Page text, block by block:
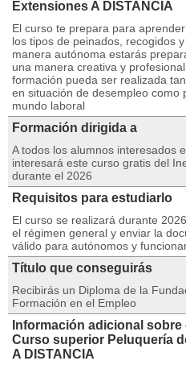
Extensiones A DISTANCIA
El curso te prepara para
los tipos de peinados, recogidos
manera autónoma estarás
una manera creativa y
formación pueda ser realizada
en situación de desempleo como
mundo laboral
Formación dirigida a
A todos los alumnos interesados
interesará este curso gratis del
durante el 2026
Requisitos para estudiarlo
El curso se realizará durante
el régimen general y enviar la
válido para autónomos y
Título que conseguirás
Recibirás un Diploma de la
Formación en el Empleo
Información adicional sobre
Curso superior Peluquería
A DISTANCIA